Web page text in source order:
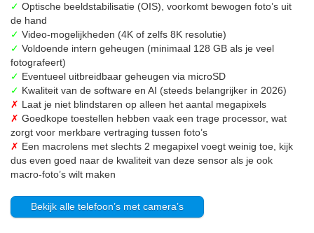
✓ Optische beeldstabilisatie (OIS), voorkomt bewogen foto’s uit
de hand
✓ Video-mogelijkheden (4K of zelfs 8K resolutie)
✓ Voldoende intern geheugen (minimaal 128 GB als je veel
fotografeert)
✓ Eventueel uitbreidbaar geheugen via microSD
✓ Kwaliteit van de software en AI (steeds belangrijker in 2026)
✗ Laat je niet blindstaren op alleen het aantal megapixels
✗ Goedkope toestellen hebben vaak een trage processor, wat
zorgt voor merkbare vertraging tussen foto’s
✗ Een macrolens met slechts 2 megapixel voegt weinig toe, kijk
dus even goed naar de kwaliteit van deze sensor als je ook
macro-foto’s wilt maken
Bekijk alle telefoon’s met camera’s